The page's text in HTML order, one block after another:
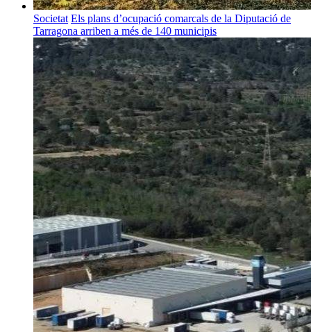
Societat Els plans d’ocupació comarcals de la Diputació de
Tarragona arriben a més de 140 municipis